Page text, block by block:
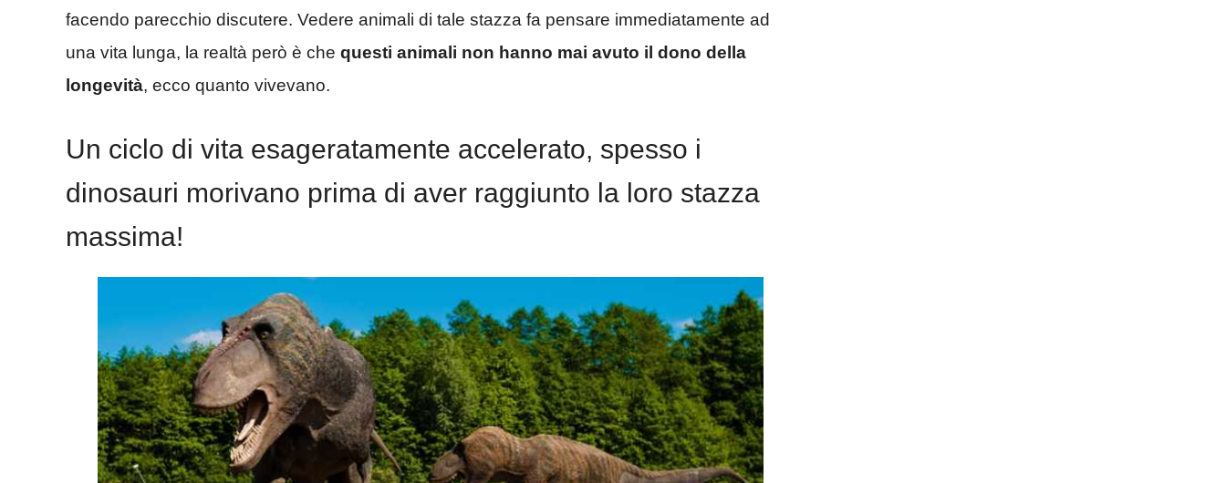
facendo parecchio discutere. Vedere animali di tale stazza fa pensare immediatamente ad
una vita lunga, la realtà però è che questi animali non hanno mai avuto il dono della
longevità, ecco quanto vivevano.
Un ciclo di vita esageratamente accelerato, spesso i
dinosauri morivano prima di aver raggiunto la loro stazza
massima!